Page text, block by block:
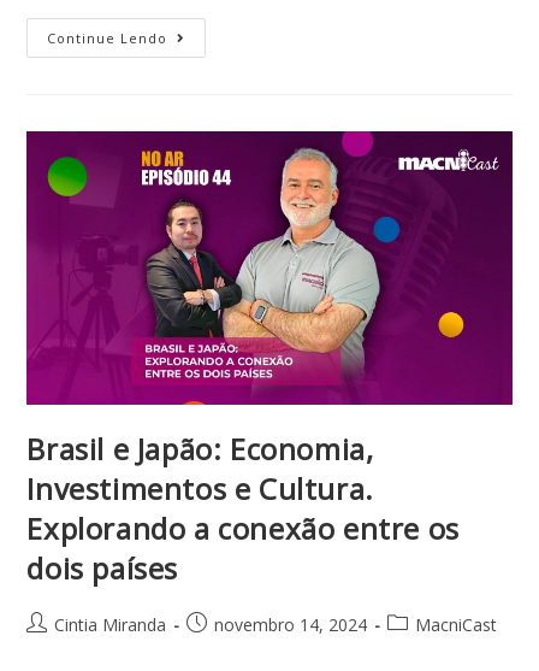
Continue Lendo
Brasil e Japão: Economia,
Investimentos e Cultura.
Explorando a conexão entre os
dois países
Cintia Miranda novembro 14, 2024 MacniCast